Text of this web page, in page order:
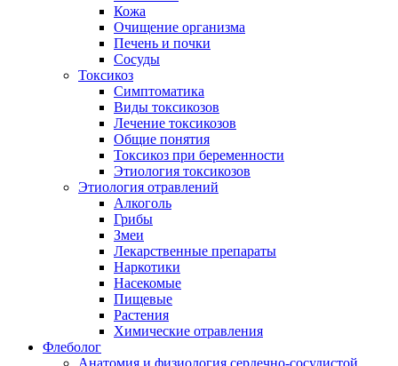
Кожа
Очищение организма
Печень и почки
Сосуды
Токсикоз
Cимптоматика
Виды токсикозов
Лечение токсикозов
Общие понятия
Токсикоз при беременности
Этиология токсикозов
Этиология отравлений
Алкоголь
Грибы
Змеи
Лекарственные препараты
Наркотики
Насекомые
Пищевые
Растения
Химические отравления
Флеболог
Анатомия и физиология сердечно-сосудистой